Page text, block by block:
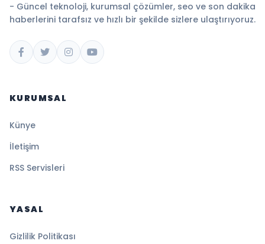
- Güncel teknoloji, kurumsal çözümler, seo ve son dakika
haberlerini tarafsız ve hızlı bir şekilde sizlere ulaştırıyoruz.
KURUMSAL
Künye
İletişim
RSS Servisleri
YASAL
Gizlilik Politikası